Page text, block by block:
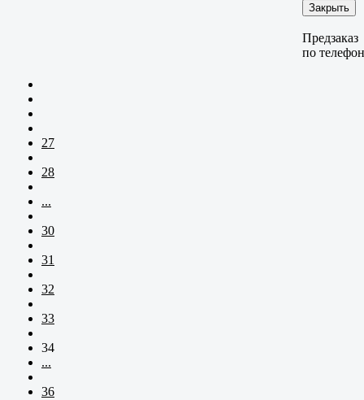
Закрыть
Предзаказ
по
27
28
...
30
31
32
33
34
...
36